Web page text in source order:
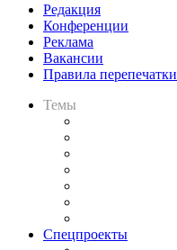
Редакция
Конференции
Реклама
Вакансии
Правила перепечатки
Темы
Спецпроекты